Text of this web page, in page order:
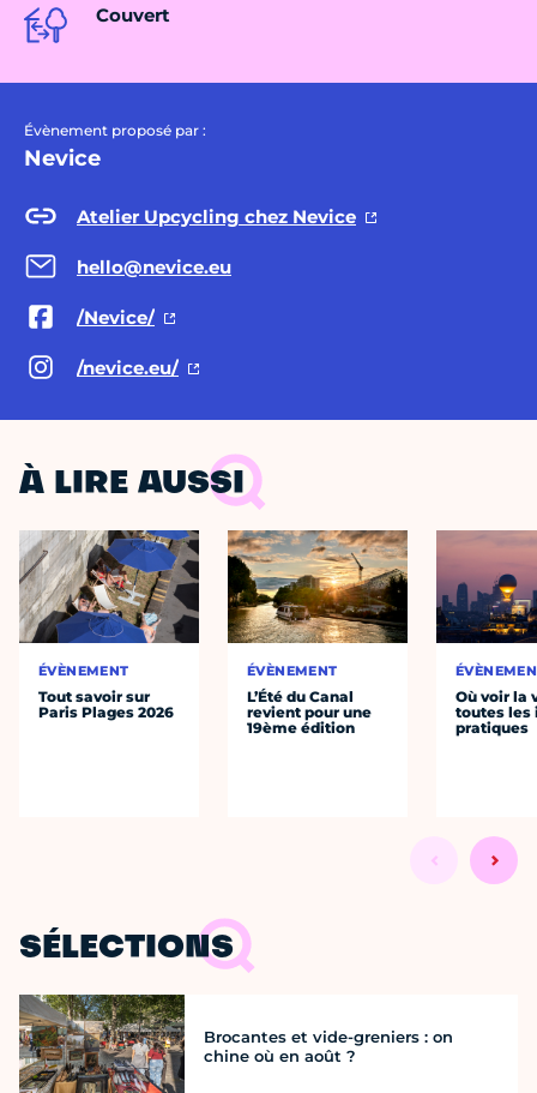
Couvert
Évènement proposé par :
Nevice
Atelier Upcycling chez Nevice
hello@nevice.eu
/Nevice/
/nevice.eu/
À LIRE AUSSI
ÉVÈNEMENT
Tout savoir sur
Paris Plages 2026
ÉVÈNEMENT
L’Été du Canal
revient pour une
19ème édition
Où voir la
toutes les
pratiques
SÉLECTIONS
Brocantes et vide-greniers : on
chine où en août ?